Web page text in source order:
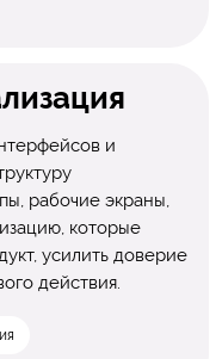
и
рабочие экраны,
которые
усилить доверие
действия.